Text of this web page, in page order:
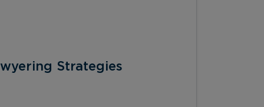
Strategies